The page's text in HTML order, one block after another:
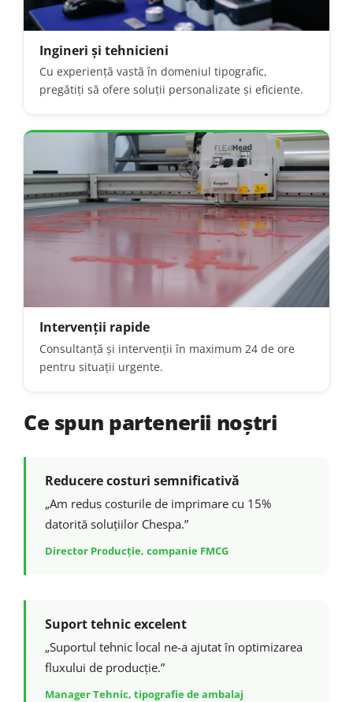
Ingineri și tehnicieni
Cu experiență vastă în domeniul tipografic,
pregătiți să ofere soluții personalizate și eficiente.
Intervenții rapide
Consultanță și intervenții în maximum 24 de ore
pentru situații urgente.
Ce spun partenerii noștri
Reducere costuri semnificativă
„Am redus costurile de imprimare cu 15%
datorită soluțiilor Chespa.”
Director Producție, companie FMCG
Suport tehnic excelent
„Suportul tehnic local ne-a ajutat în optimizarea
fluxului de producție.”
Manager Tehnic, tipografie de ambalaj